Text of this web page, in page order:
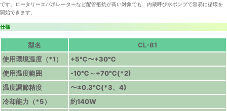
です。ロータリーエバポレーターなど配管抵抗が高い対象でも、内蔵呼び水ポンプで容易に循環を
開始できます。
仕様
型名
CL-81
使用環境温度（*1）
+5℃〜+30℃
使用温度範囲
-10℃～+70℃(*2)
温度調節精度
〜±0.3℃(*3、4)
冷却能力（*5）
約140W